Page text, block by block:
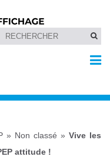
» Non classé » Vive les
attitude !